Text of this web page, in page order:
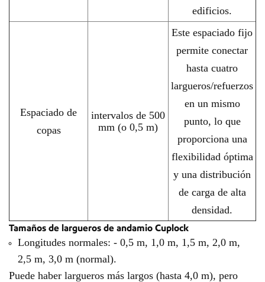
edificios.
Espaciado de
copas
intervalos de 500
mm (o 0,5 m)
Este espaciado fijo
permite conectar
hasta cuatro
largueros/refuerzos
en un mismo
punto, lo que
proporciona una
flexibilidad óptima
y una distribución
de carga de alta
densidad.
Tamaños de largueros de andamio Cuplock
Longitudes normales: - 0,5 m, 1,0 m, 1,5 m, 2,0 m,
2,5 m, 3,0 m (normal).
Puede haber largueros más largos (hasta 4,0 m), pero